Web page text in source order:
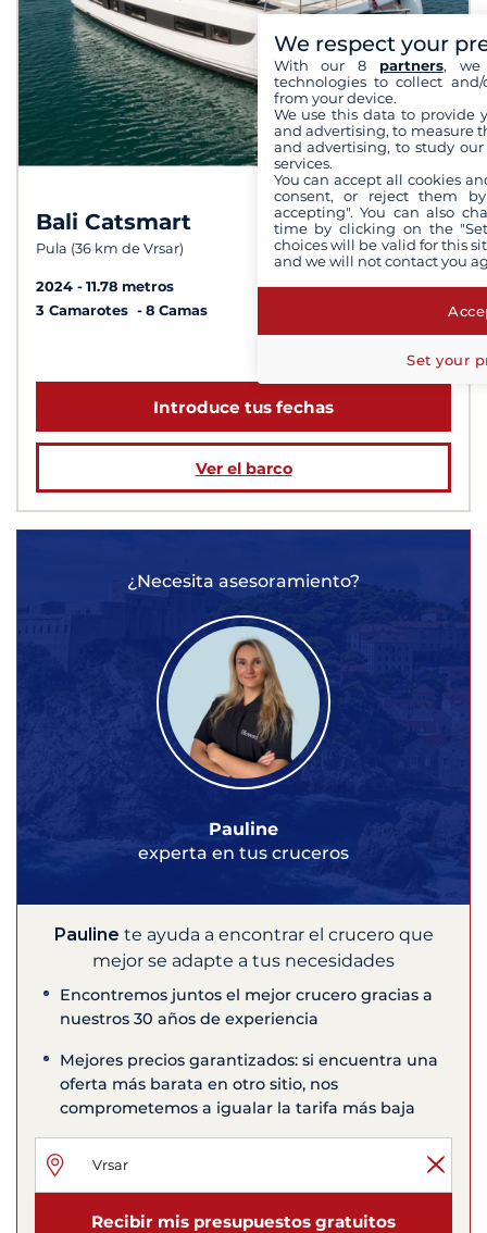
Bali Catsmart
Pula (36 km de Vrsar)
8,8 /10
2024
11.78 metros
3 Camarotes
8 Camas
a partir de 2 000 €
Introduce tus fechas
Ver el barco
¿Necesita asesoramiento?
Pauline
experta en tus cruceros
Pauline te ayuda a encontrar el crucero que
mejor se adapte a tus necesidades
Encontremos juntos el mejor crucero gracias a
nuestros 30 años de experiencia
Mejores precios garantizados: si encuentra una
oferta más barata en otro sitio, nos
comprometemos a igualar la tarifa más baja
Recibir mis presupuestos gratuitos
We respect your
With our 8 partners, we
technologies to collect
from your device.
We use this data to provide
and advertising, to measure
and advertising, to study
services.
You can accept all cookies
consent, or reject them
accepting". You can also
time by clicking on the
choices will be valid for this
and we will not contact you
Set your